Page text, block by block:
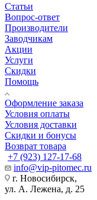
Статьи
Вопрос-ответ
Производители
Заводчикам
Акции
Услуги
Скидки
Помощь
Оформление заказа
Условия оплаты
Условия доставки
Скидки и бонусы
Возврат товара
+7 (923) 127-17-68
info@vip-pitomec.ru
г. Новосибирск,
ул. А. Лежена, д. 25